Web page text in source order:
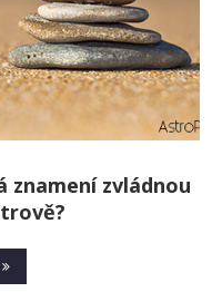
znamení zvládnou